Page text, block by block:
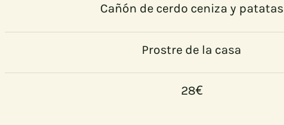
Cañón de cerdo ceniza y patatas
Prostre de la casa
28€